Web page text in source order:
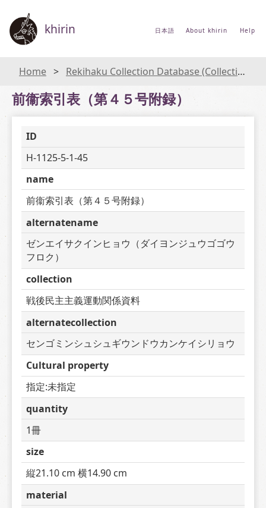
khirin 日本語 About khirin Help
Home Rekihaku Collection Database (Collections Database of the National Museum of Japanese History)
前衞索引表（第４５号附録）
ID
H-1125-5-1-45
name
前衞索引表（第４５号附録）
alternatename
ゼンエイサクインヒョウ（ダイヨンジュウゴゴウ
フロク）
collection
戦後民主主義運動関係資料
alternatecollection
センゴミンシュシュギウンドウカンケイシリョウ
Cultural property
指定:未指定
quantity
1冊
size
縦21.10 cm 横14.90 cm
material